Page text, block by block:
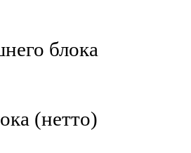
блока
(нетто)